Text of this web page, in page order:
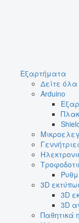
Εξαρτήματα
Δείτε
Arduino
3D
3D
3D
Παθητικά